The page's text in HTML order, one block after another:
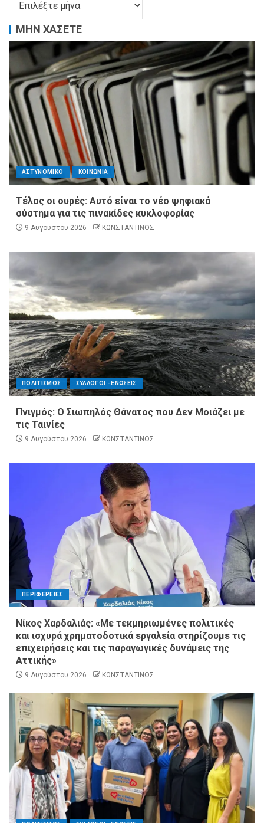
ΜΗΝ ΧΑΣΕΤΕ
ΑΣΤΥΝΟΜΙΚΟ ΚΟΙΝΩΝΙΑ
Τέλος οι ουρές: Αυτό είναι το νέο ψηφιακό
σύστημα για τις πινακίδες κυκλοφορίας
9 Αυγούστου 2026 ΚΩΝΣΤΑΝΤΙΝΟΣ
ΠΟΛΙΤΙΣΜΟΣ ΣΥΛΛΟΓΟΙ - ΕΝΩΣΕΙΣ
Πνιγμός: Ο Σιωπηλός Θάνατος που Δεν Μοιάζει με
τις Ταινίες
9 Αυγούστου 2026 ΚΩΝΣΤΑΝΤΙΝΟΣ
ΠΕΡΙΦΕΡΕΙΕΣ
Νίκος Χαρδαλιάς: «Με τεκμηριωμένες πολιτικές
και ισχυρά χρηματοδοτικά εργαλεία στηρίζουμε τις
επιχειρήσεις και τις παραγωγικές δυνάμεις της
Αττικής»
9 Αυγούστου 2026 ΚΩΝΣΤΑΝΤΙΝΟΣ